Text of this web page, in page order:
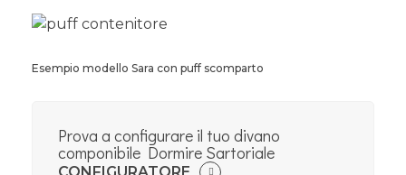
Esempio modello Sara con puff scomparto
Prova a configurare il tuo divano
componibile Dormire Sartoriale